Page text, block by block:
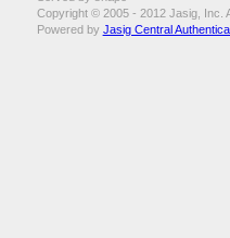
Copyright © 2005 - 2012 Jasig, Inc.
Powered by Jasig Central